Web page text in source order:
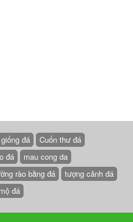
đá
Cuốn thư đá
đá
mau cong da
rào bằng đá
tượng cảnh đá
mộ đá